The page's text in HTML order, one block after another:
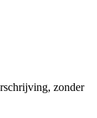
zonder